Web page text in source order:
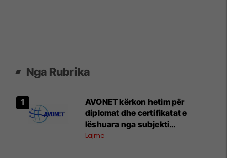
Nga Rubrika
AVONET kërkon hetim për
diplomat dhe certifikatat e
lëshuara nga subjekti
“AFTËSIMI” në Prizren
Lajme